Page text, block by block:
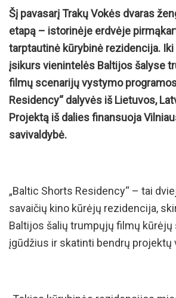
Šį pavasarį Trakų Vokės dvaras
etapą – istorinėje erdvėje
tarptautinė kūrybinė rezidencija. Iki
įsikurs vienintelės Baltijos šalyse
filmų scenarijų vystymo
Residency“ dalyvės iš Lietuvos,
Projektą iš dalies finansuoja
savivaldybė.
„Baltic Shorts Residency“ – tai
savaičių kino kūrėjų rezidencija,
Baltijos šalių trumpųjų filmų
įgūdžius ir skatinti bendrų projektų